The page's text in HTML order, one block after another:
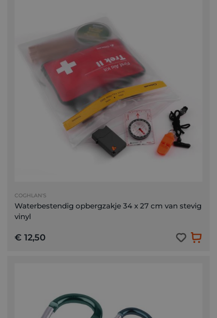
COGHLAN'S
Waterbestendig opbergzakje 34 x 27 cm van stevig
vinyl
€ 12,50